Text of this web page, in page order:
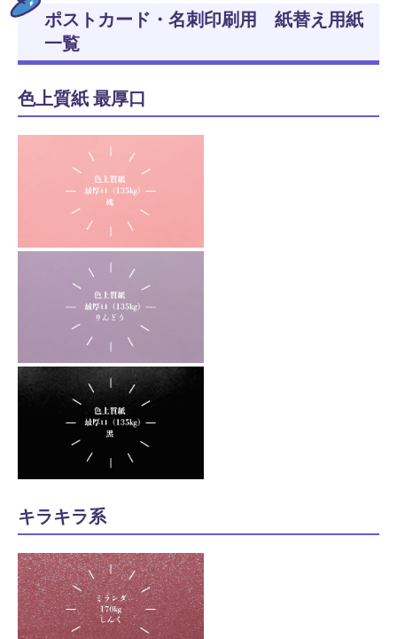
ポストカード・名刺印刷用 紙替え用紙
一覧
色上質紙 最厚口
キラキラ系